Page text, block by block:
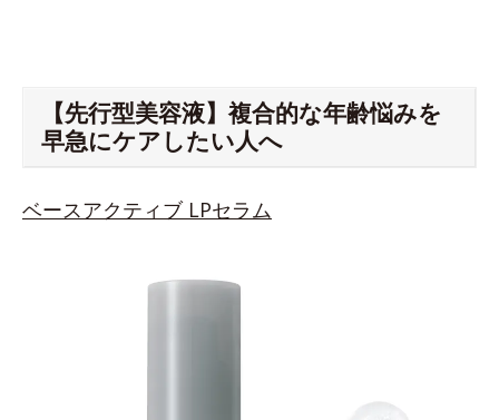
【先行型美容液】複合的な年齢悩みを
早急にケアしたい人へ
ベースアクティブ LPセラム